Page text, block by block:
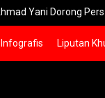
Dorong Pers
Infografis Liputan